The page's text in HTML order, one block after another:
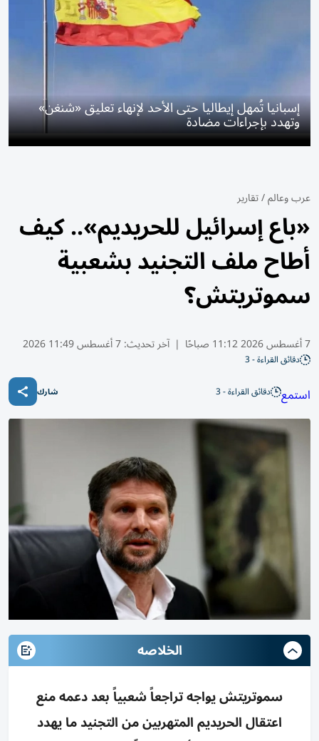
إسبانيا تُمهل إيطاليا حتى الأحد لإنهاء تعليق «شنغن»
وتهدد بإجراءات مضادة
عرب وعالم/تقارير
«باع إسرائيل للحريديم».. كيف
أطاح ملف التجنيد بشعبية
سموتريتش؟
7 أغسطس 2026 11:12 صباحًا | آخر تحديث:7 أغسطس 11:49 2026
دقائق القراءة - 3
استمع دقائق القراءة - 3 شارك
الخلاصه
سموتريتش يواجه تراجعاً شعبياً بعد دعمه منع
اعتقال الحريديم المتهربين من التجنيد ما يهدد